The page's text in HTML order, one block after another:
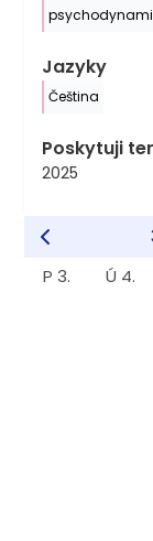
Jazyky
Čeština
Poskytuji
2025
P 3. Ú 4.